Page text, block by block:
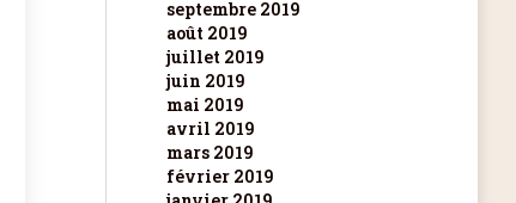
septembre 2019
août 2019
juillet 2019
juin 2019
mai 2019
avril 2019
mars 2019
février 2019